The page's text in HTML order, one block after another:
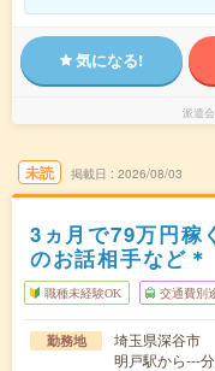
気になる!
派遣
未読 掲載日 2026/08/03
3ヵ月で79万円稼
のお話相手など＊
職種未経験OK 交通費別
勤務地
埼玉県深谷市
明戸駅から---